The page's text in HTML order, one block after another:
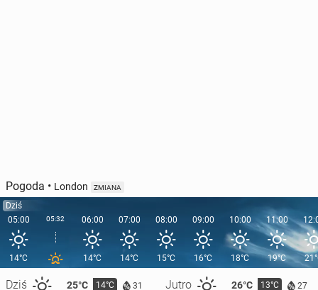
Pogoda • London ZMIANA
Dziś
05:00
14°C
Dziś 25°C 14°C 31 Jutro 26°C 13°C 27
05:32 06:00
14°C
07:00
14°C
08:00
15°C
09:00
16°C
10:00
18°C
11:00
19°C